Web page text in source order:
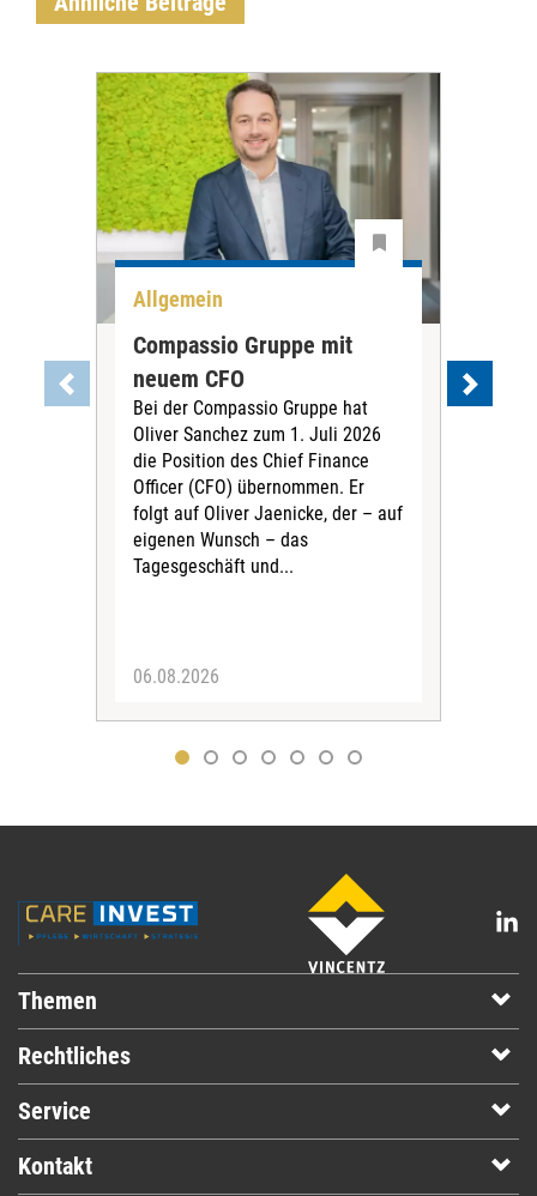
Allgemein
Compassio Gruppe mit
neuem CFO
Bei der Compassio Gruppe hat
Oliver Sanchez zum 1. Juli 2026
die Position des Chief Finance
Officer (CFO) übernommen. Er
folgt auf Oliver Jaenicke, der – auf
eigenen Wunsch – das
Tagesgeschäft und...
06.08.2026
Themen
Rechtliches
Service
Kontakt